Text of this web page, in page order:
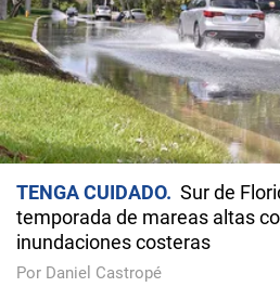
TENGA CUIDADO
Sur de
temporada de mareas altas
inundaciones costeras
Por Daniel Castropé